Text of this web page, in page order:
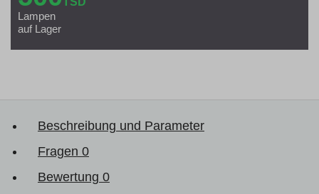
Lampen
auf Lager
Beschreibung und Parameter
Fragen 0
Bewertung 0